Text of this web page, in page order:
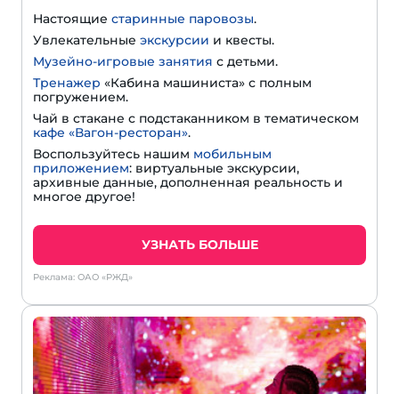
Настоящие старинные паровозы.
Увлекательные экскурсии и квесты.
Музейно-игровые занятия с детьми.
Тренажер «Кабина машиниста» с полным
погружением.
Чай в стакане с подстаканником в тематическом
кафе «Вагон-ресторан».
Воспользуйтесь нашим мобильным
приложением: виртуальные экскурсии,
архивные данные, дополненная реальность и
многое другое!
УЗНАТЬ БОЛЬШЕ
Реклама: ОАО «РЖД»